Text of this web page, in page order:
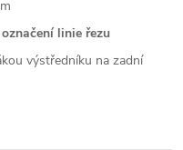
linie řezu
výstředníku na zadní